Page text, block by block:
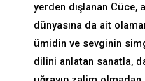
yerden dışlanan Cüce,
dünyasına da ait
ümidin ve sevginin
dilini anlatan sanatla,